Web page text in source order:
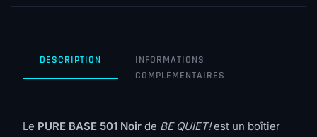
DESCRIPTION
INFORMATIONS
COMPLÉMENTAIRES
Le PURE BASE 501 Noir de BE QUIET!est un boîtier